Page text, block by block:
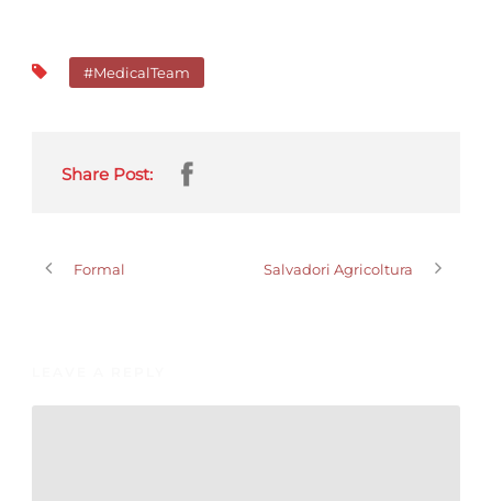
#MedicalTeam
Share Post:
Formal Salvadori Agricoltura